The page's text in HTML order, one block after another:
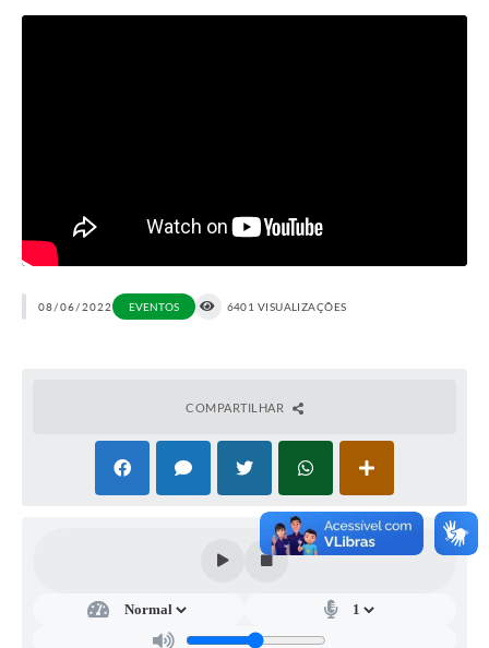
08/06/2022 EVENTOS 6401 VISUALIZAÇÕES
COMPARTILHAR